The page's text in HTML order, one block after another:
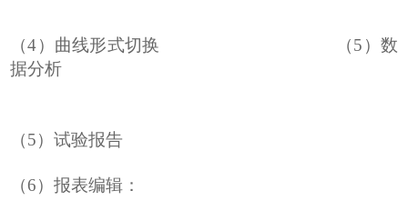
（4）曲线形式切换 （5 ）数
据分析
（5）试验报告
（6）报表编辑：